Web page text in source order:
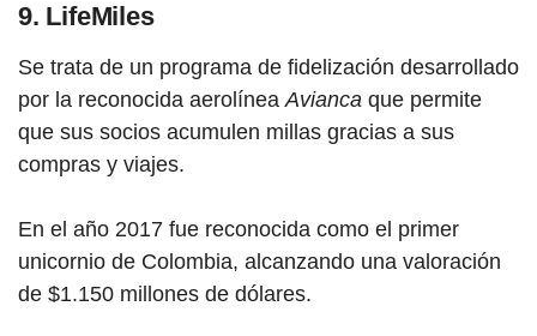
9. LifeMiles
Se trata de un programa de fidelización desarrollado
por la reconocida aerolíneaAvianca que permite
que sus socios acumulen millas gracias a sus
compras y viajes.
En el año 2017 fue reconocida como el primer
unicornio de Colombia, alcanzando una valoración
de $1.150 millones de dólares.